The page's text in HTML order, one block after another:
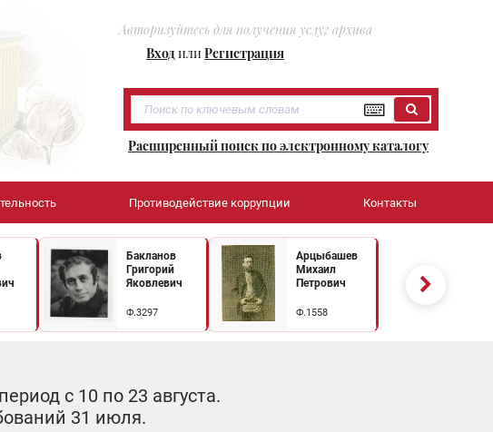
Авторизуйтесь для получения услуг архива
ВходилиРегистрация
Расширенный поиск по электронному каталогу
Противодействие коррупции Контакты
Бакланов
Григорий
Яковлевич
Ф.3297
Арцыбашев
Михаил
Петрович
Ф.1558
с 10 по 23 августа.
31 июля.